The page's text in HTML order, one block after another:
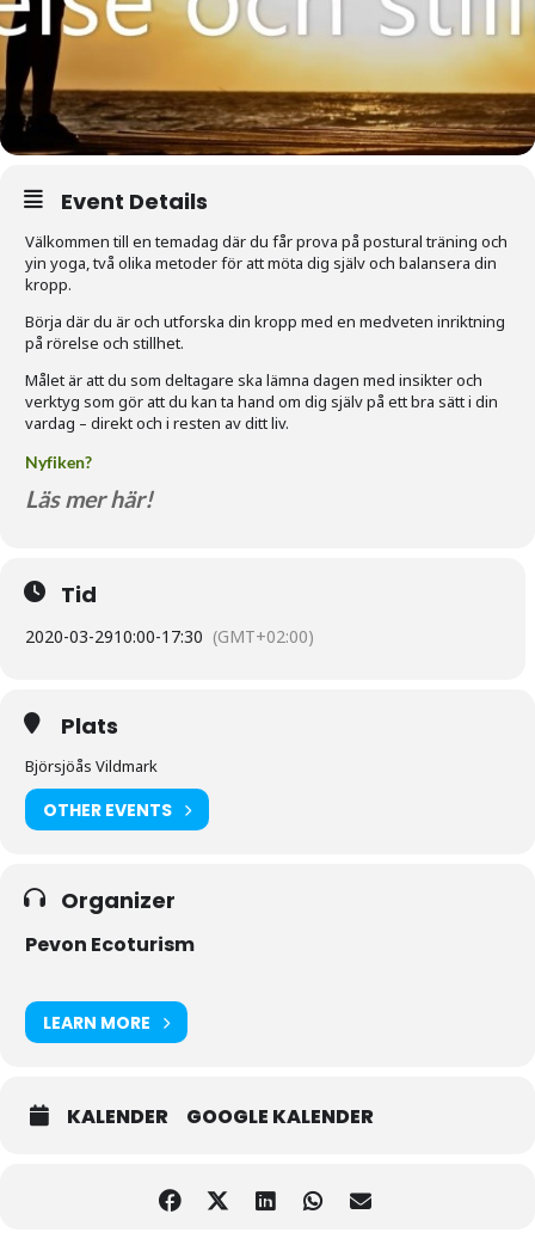
Event Details
Välkommen till en temadag där du får prova på postural träning och
yin yoga, två olika metoder för att möta dig själv och balansera din
kropp.
Börja där du är och utforska din kropp med en medveten inriktning
på rörelse och stillhet.
Målet är att du som deltagare ska lämna dagen med insikter och
verktyg som gör att du kan ta hand om dig själv på ett bra sätt i din
vardag – direkt och i resten av ditt liv.
Nyfiken?
Läs mer här!
Tid
2020-03-2910:00-17:30 (GMT+02:00)
Plats
Björsjöås Vildmark
OTHER EVENTS
Organizer
Pevon Ecoturism
LEARN MORE
KALENDER GOOGLE KALENDER